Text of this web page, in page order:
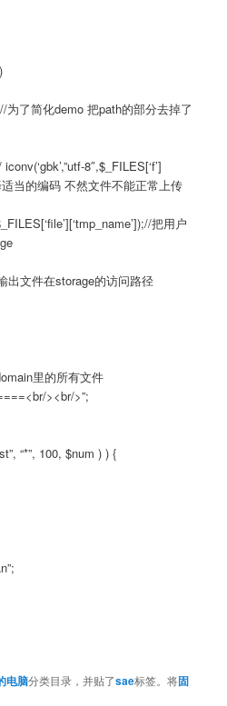
为了简化demo 把path的部分去掉了
8″,$_FILES[‘f’]
当的编码 不然文件不能正常上传
把用户
出文件在storage的访问路径
里的所有文件
><br/>”;
“*”, 100, $num ) ) {
电脑分类目录，并贴了sae标签。将固